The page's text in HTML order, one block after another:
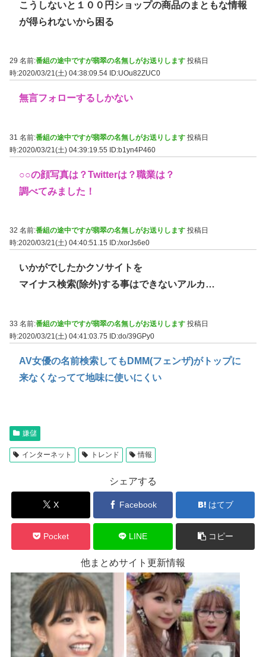
こうしないと１００円ショップの商品のまともな情報
が得られないから困る
29 名前:番組の途中ですが翡翠の名無しがお送りします 投稿日
時:2020/03/21(土) 04:38:09.54 ID:UOu82ZUC0
無言フォローするしかない
31 名前:番組の途中ですが翡翠の名無しがお送りします 投稿日
時:2020/03/21(土) 04:39:19.55 ID:b1yn4P460
○○の顔写真は？Twitterは？職業は？
調べてみました！
32 名前:番組の途中ですが翡翠の名無しがお送りします 投稿日
時:2020/03/21(土) 04:40:51.15
ID:/xorJs6e0
いかがでしたかクソサイトを
マイナス検索(除外)する事はできないアルカ…
33 名前:番組の途中ですが翡翠の名無しがお送りします 投稿日
時:2020/03/21(土) 04:41:03.75
ID:do/39GPy0
AV女優の名前検索してもDMM(フェンザ)がトップに
来なくなってて地味に使いにくい
嫌儲
インターネット トレンド 情報
シェアする
X Facebook はてブ
Pocket LINE コピー
他まとめサイト更新情報